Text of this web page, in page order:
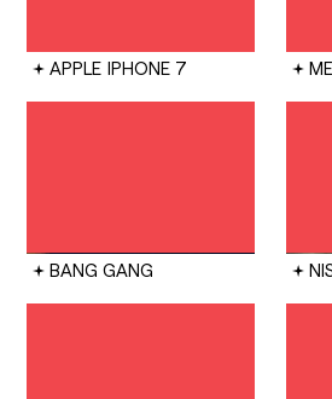
APPLE IPHONE 7
BANG GANG